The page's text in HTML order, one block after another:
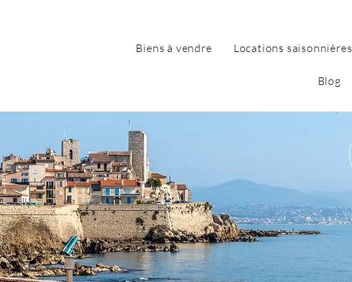
Biens à vendre Locations saisonnières
Blog